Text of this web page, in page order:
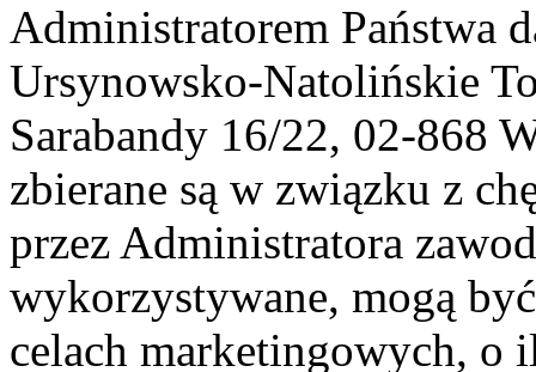
Administratorem Państwa
Ursynowsko-Natolińskie
Sarabandy 16/22, 02-868
zbierane są w związku z
przez Administratora
wykorzystywane, mogą
celach marketingowych, o